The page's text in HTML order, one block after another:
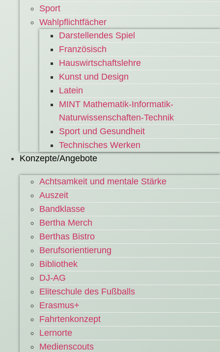
Sport
Wahlpflichtfächer
Darstellendes Spiel
Französisch
Hauswirtschaftslehre
Kunst und Design
Latein
MINT Mathematik-Informatik-
Naturwissenschaften-Technik
Sport und Gesundheit
Technisches Werken
Konzepte/Angebote
Achtsamkeit und mentale Stärke
Auszeit
Bandklasse
Bertha Merch
Berthas Bistro
Berufsorientierung
Bibliothek
DJ-AG
Eliteschule des Fußballs
Erasmus+
Fahrtenkonzept
Lernorte
Medienscouts